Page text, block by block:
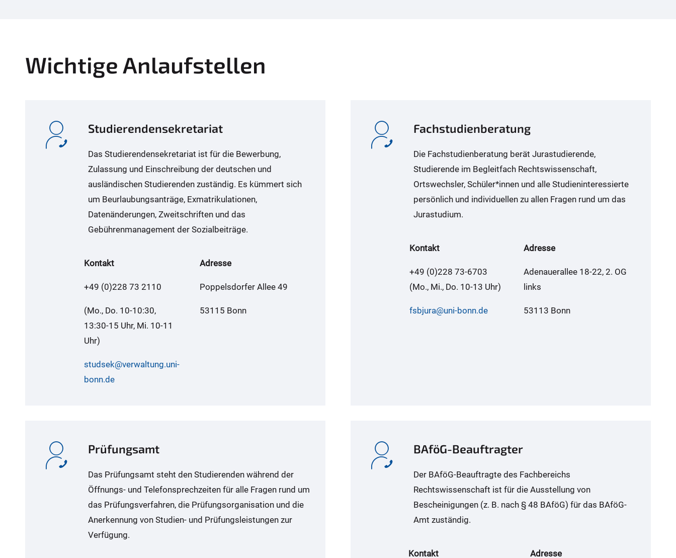
Wichtige Anlaufstellen
Studierendensekretariat
Das Studierendensekretariat ist für die Bewerbung,
Zulassung und Einschreibung der deutschen und
ausländischen Studierenden zuständig. Es kümmert sich
um Beurlaubungsanträge, Exmatrikulationen,
Datenänderungen, Zweitschriften und das
Gebührenmanagement der Sozialbeiträge.
Kontakt
+49 (0)228 73 2110
(Mo., Do. 10-10:30,
13:30-15 Uhr, Mi. 10-11
Uhr)
studsek@verwaltung.uni-
bonn.de
Adresse
Poppelsdorfer Allee 49
53115 Bonn
Fachstudienberatung
Die Fachstudienberatung berät Jurastudierende,
Studierende im Begleitfach Rechtswissenschaft,
Ortswechsler, Schüler*innen und alle Studieninteressierte
persönlich und individuellen zu allen Fragen rund um das
Jurastudium.
Kontakt
+49 (0)228 73-6703
(Mo., Mi., Do. 10-13 Uhr)
fsbjura@uni-bonn.de
Adresse
Adenauerallee 18-22, 2. OG
links
53113 Bonn
Prüfungsamt
Das Prüfungsamt steht den Studierenden während der
Öffnungs- und Telefonsprechzeiten für alle Fragen rund um
das Prüfungsverfahren, die Prüfungsorganisation und die
Anerkennung von Studien- und Prüfungsleistungen zur
Verfügung.
BAföG-Beauftragter
Der BAföG-Beauftragte des Fachbereichs
Rechtswissenschaft ist für die Ausstellung von
Bescheinigungen (z. B. nach § 48 BAföG) für das BAföG-
Amt zuständig.
Kontakt Adresse